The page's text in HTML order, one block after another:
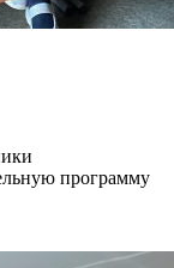
программу